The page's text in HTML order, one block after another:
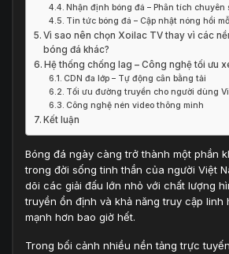
Nhận định bóng đá – Phân tích chuyên
Tin tức bóng đá – Cập nhật nóng hổi
Vì sao nên chọn Xoilac TV thay vì các
bóng đá khác?
Hệ thống chống lag – Công nghệ tối ưu
CDN đa lớp – Tự động cân bằng tải
Tối ưu đường truyền cho người dùng
Công nghệ nén video thông minh
Kết luận
Bóng đá ngày càng trở thành một phần
trong đời sống tinh thần của người Việt
dõi các giải đấu lớn nhỏ với chất lượng
truyền ổn định và khả năng truy cập linh
mạnh hơn bao giờ hết.
Trong bối cảnh nhiều nền tảng trực